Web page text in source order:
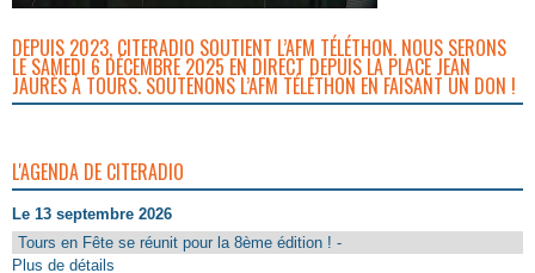
DEPUIS 2023, CITERADIO SOUTIENT L’AFM TÉLÉTHON. NOUS SERONS
LE SAMEDI 6 DÉCEMBRE 2025 EN DIRECT DEPUIS LA PLACE JEAN
JAURÈS À TOURS. SOUTENONS L’AFM TÉLÉTHON EN FAISANT UN DON !
L'AGENDA DE CITERADIO
Le 13 septembre 2026
Tours en Fête se réunit pour la 8ème édition ! -
Plus de détails